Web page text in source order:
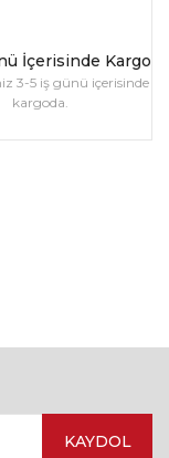
İçerisinde Kargo
3-5 iş günü içerisinde
kargoda.
KAYDOL